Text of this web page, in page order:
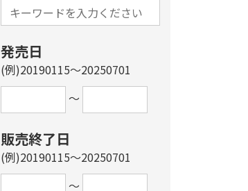
発売日
(例)20190115～20250701
～
販売終了日
(例)20190115～20250701
～